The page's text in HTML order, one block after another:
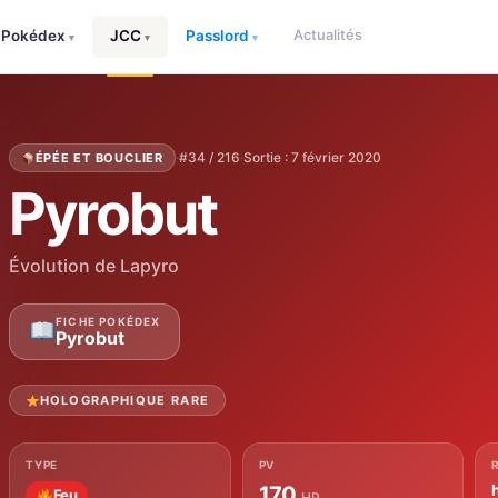
Pokédex ▾ JCC ▾ Passlord ▾ Actualités
ÉPÉE ET BOUCLIER ·#34 / 216·Sortie : 7 février 2020
Pyrobut
Évolution de Lapyro
FICHE POKÉDEX
Pyrobut
HOLOGRAPHIQUE RARE
TYPE PV